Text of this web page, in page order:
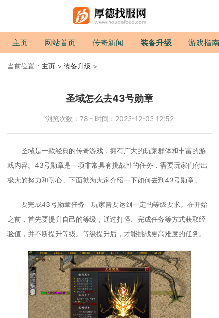
主页 网站首页 传奇新闻 装备升级 游戏指南
当前位置： 主页 > 装备升级 >
圣域怎么去43号勋章
浏览次数：78 - 时间：2023-12-03 12:52
圣域是一款经典的传奇游戏，拥有广大的玩家群体和丰富的游
戏内容。43号勋章是一项非常具有挑战性的任务，需要玩家们付出
极大的努力和耐心。下面就为大家介绍一下如何去到43号勋章。
要完成43号勋章任务，玩家需要达到一定的等级要求。在开始
之前，首先要提升自己的等级，通过打怪、完成任务等方式获取经
验值，并不断提升等级。等级提升后，才能挑战更高难度的任务。